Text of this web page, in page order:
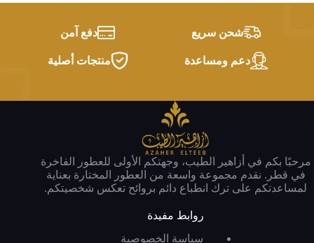
شحن سريع دفع آمن
دعم ومساعدة منتجات أصلية
مرحبًا بكم في أزاهير الطيب، وجهتكم الأولى للعطور الفاخرة
في قطر. نقدم مجموعة واسعة من العطور المختارة بعناية
لمساعدتكم على ترك انطباع دائم بروائح تعكس شخصيتكم.
روابط مفيدة
سياسة الخصوصية